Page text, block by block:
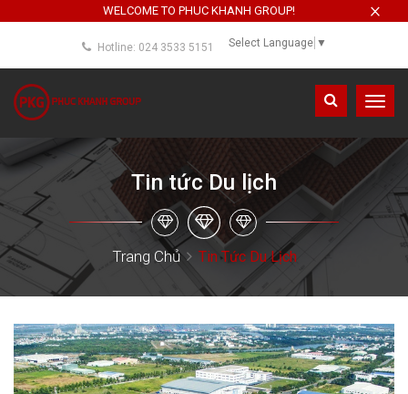
×
WELCOME TO PHUC KHANH GROUP!
Hotline: 024 3533 5151 Select Language ▼
Tin tức Du lịch
Trang Chủ Tin Tức Du Lịch